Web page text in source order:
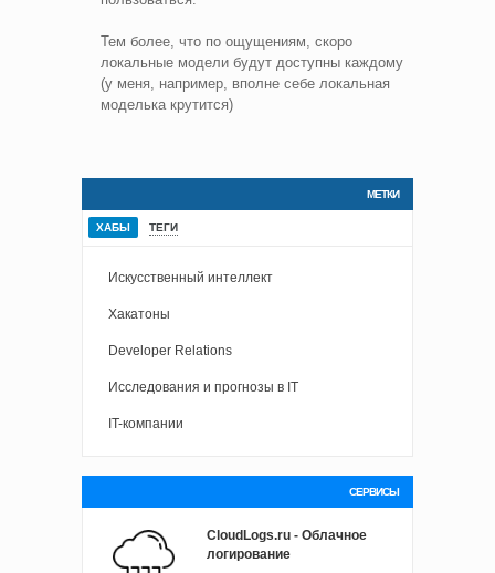
Тем более, что по ощущениям, скоро
локальные модели будут доступны каждому
(у меня, например, вполне себе локальная
моделька крутится)
МЕТКИ
ХАБЫ ТЕГИ
Искусственный интеллект
Хакатоны
Developer Relations
Исследования и прогнозы в IT
IT-компании
СЕРВИСЫ
CloudLogs.ru - Облачное
логирование